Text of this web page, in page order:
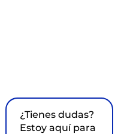
¿Tienes dudas?
Estoy aquí para